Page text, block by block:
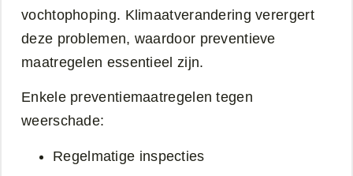
vochtophoping. Klimaatverandering verergert
deze problemen, waardoor preventieve
maatregelen essentieel zijn.
Enkele preventiemaatregelen tegen
weerschade:
Regelmatige inspecties